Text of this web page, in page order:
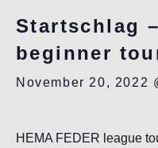
Startschlag –
beginner
November 20, 2022
HEMA FEDER league